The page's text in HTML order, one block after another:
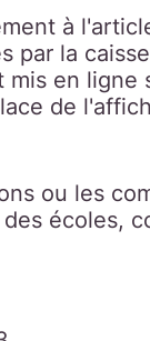
à
par la
en
de
ou les
écoles,